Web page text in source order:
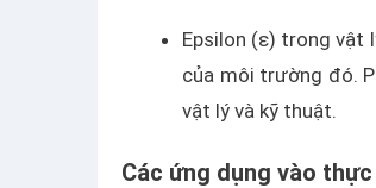
Epsilon (ε) trong vật
của môi trường đó.
vật lý và kỹ thuật.
Các ứng dụng vào